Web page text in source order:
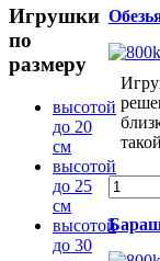
Игрушки
по
размеру
высотой
до 20
см
высотой
до 25
см
высотой
до 30